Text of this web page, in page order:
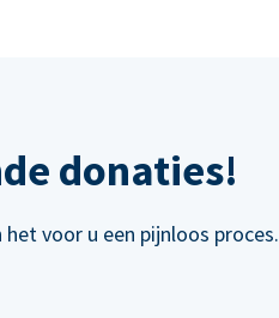
donaties!
voor u een pijnloos proces.